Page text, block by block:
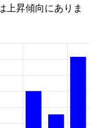
上昇傾向にありま